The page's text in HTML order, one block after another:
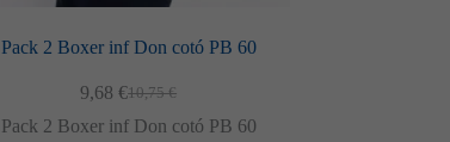
Pack 2 Boxer inf Don cotó PB 60
10,75€
El
preu
9,68€El
preu
Pack 2 Boxer inf Don cotó PB 60